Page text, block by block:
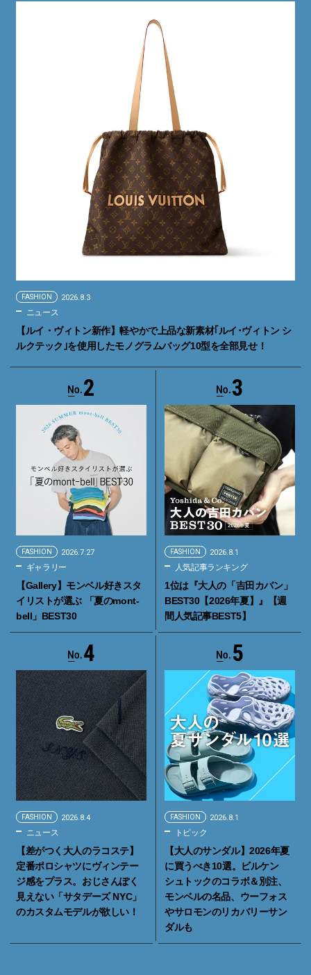
FASHION 2026.8.3
ニュース
【ルイ・ヴィトン新作】軽やかで上品な新素材｢ルイ･ヴィトン シ
ルクテック｣を使用したモノグラムバッグ10型を全部見せ！
2
FASHION 2026.7.27
ギャラリー
【Gallery】モンベル好きスタ
イリストが選ぶ 「夏のmont-
bell」BEST30
3
FASHION 2026.8.1
人気記事ランキング
1位は『大人の「吉田カバン」
BEST30【2026年夏】』【週
間人気記事BEST5】
4
FASHION 2026.8.4
ニュース
【差がつく大人のラコステ】
定番ポロシャツにヴィンテー
ジ感をプラス。おじさんぽく
見えない「サタデーズ NYC」
のカスタムモデルが欲しい！
5
FASHION 2026.8.1
トピック
【大人のサンダル】2026年夏
に買うべき10選。ビルケン
シュトックのコラボ＆別注、
モンベルの名品、ウーフォス
やサロモンのリカバリーサン
ダルも